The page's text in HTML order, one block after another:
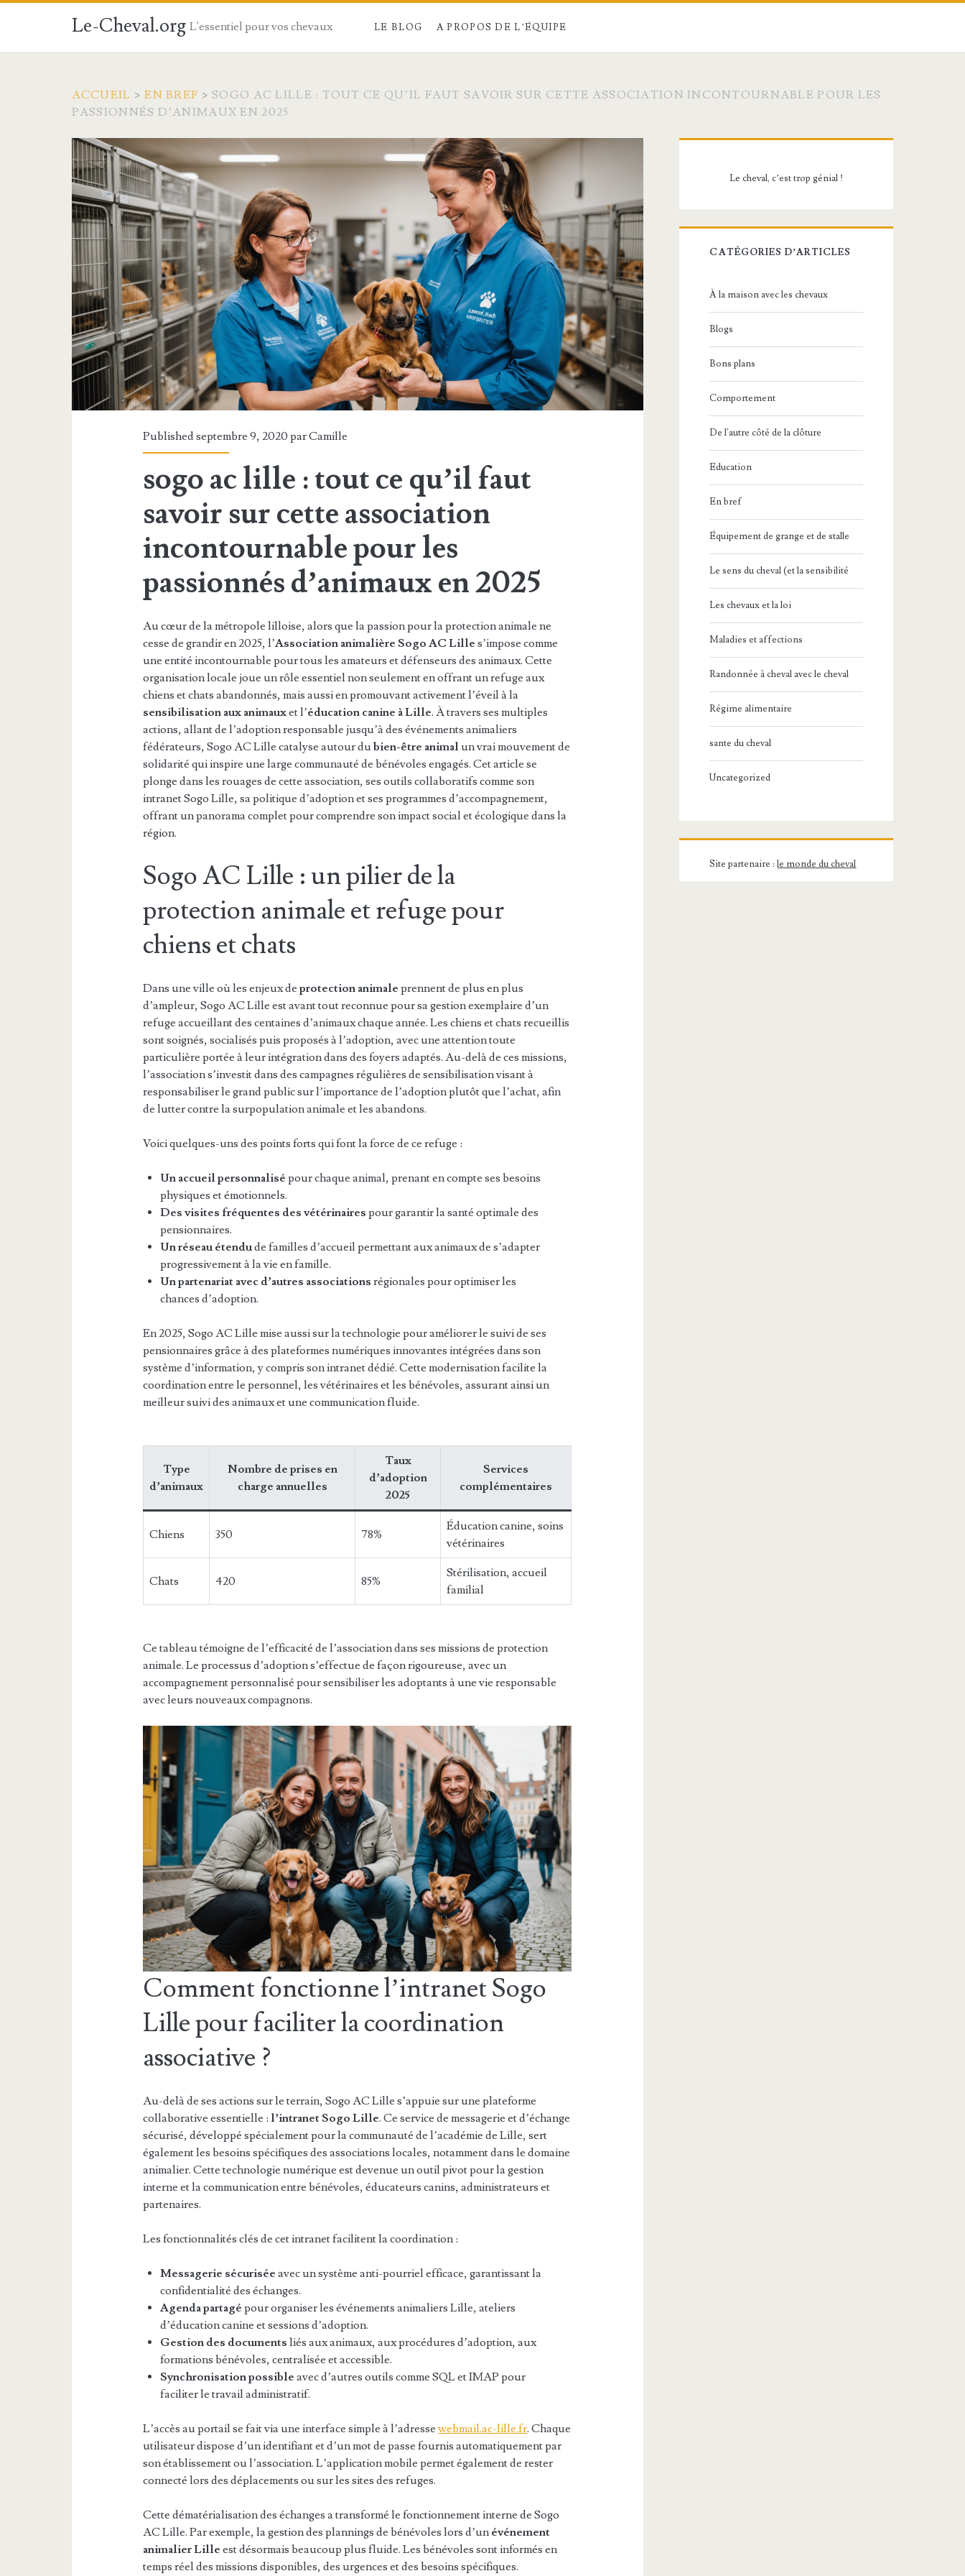
Le-Cheval.org L'essentiel pour vos chevaux LE BLOG A PROPOS DE L’ÉQUIPE
ACCUEIL >EN BREF >SOGO AC LILLE : TOUT CE QU’IL FAUT SAVOIR SUR CETTE ASSOCIATION INCONTOURNABLE POUR LES
PASSIONNÉS D’ANIMAUX EN 2025
Published septembre 9, 2020 parCamille
sogo ac lille : tout ce qu’il faut
savoir sur cette association
incontournable pour les
passionnés d’animaux en 2025
Au cœur de la métropole lilloise, alors que la passion pour la protection animale ne
cesse de grandir en 2025, l’Association animalière Sogo AC Lille s’impose comme
une entité incontournable pour tous les amateurs et défenseurs des animaux. Cette
organisation locale joue un rôle essentiel non seulement en offrant un refuge aux
chiens et chats abandonnés, mais aussi en promouvant activement l’éveil à la
sensibilisation aux animauxet l’éducation canine à Lille. À travers ses multiples
actions, allant de l’adoption responsable jusqu’à des événements animaliers
fédérateurs, Sogo AC Lille catalyse autour dubien-être animal un vrai mouvement de
solidarité qui inspire une large communauté de bénévoles engagés. Cet article se
plonge dans les rouages de cette association, ses outils collaboratifs comme son
intranet Sogo Lille, sa politique d’adoption et ses programmes d’accompagnement,
offrant un panorama complet pour comprendre son impact social et écologique dans la
région.
Sogo AC Lille : un pilier de la
protection animale et refuge pour
chiens et chats
Dans une ville où les enjeux deprotection animale prennent de plus en plus
d’ampleur, Sogo AC Lille est avant tout reconnue pour sa gestion exemplaire d’un
refuge accueillant des centaines d’animaux chaque année. Les chiens et chats recueillis
sont soignés, socialisés puis proposés à l’adoption, avec une attention toute
particulière portée à leur intégration dans des foyers adaptés. Au-delà de ces missions,
l’association s’investit dans des campagnes régulières de sensibilisation visant à
responsabiliser le grand public sur l’importance de l’adoption plutôt que l’achat, afin
de lutter contre la surpopulation animale et les abandons.
Voici quelques-uns des points forts qui font la force de ce refuge :
Un accueil personnalisé pour chaque animal, prenant en compte ses besoins
physiques et émotionnels.
Des visites fréquentes des vétérinaires pour garantir la santé optimale des
pensionnaires.
Un réseau étendude familles d’accueil permettant aux animaux de s’adapter
progressivement à la vie en famille.
Un partenariat avec d’autres associations régionales pour optimiser les
chances d’adoption.
En 2025, Sogo AC Lille mise aussi sur la technologie pour améliorer le suivi de ses
pensionnaires grâce à des plateformes numériques innovantes intégrées dans son
système d’information, y compris son intranet dédié. Cette modernisation facilite la
coordination entre le personnel, les vétérinaires et les bénévoles, assurant ainsi un
meilleur suivi des animaux et une communication fluide.
Type
d’animaux
Nombre de prises en
charge annuelles
Taux
d’adoption
2025
Services
complémentaires
Chiens 350 78%
Éducation canine, soins
vétérinaires
Chats 420 85%
Stérilisation, accueil
familial
Ce tableau témoigne de l’efficacité de l’association dans ses missions de protection
animale. Le processus d’adoption s’effectue de façon rigoureuse, avec un
accompagnement personnalisé pour sensibiliser les adoptants à une vie responsable
avec leurs nouveaux compagnons.
Comment fonctionne l’intranet Sogo
Lille pour faciliter la coordination
associative ?
Au-delà de ses actions sur le terrain, Sogo AC Lille s’appuie sur une plateforme
collaborative essentielle : l’intranet Sogo Lille. Ce service de messagerie et d’échange
sécurisé, développé spécialement pour la communauté de l’académie de Lille, sert
également les besoins spécifiques des associations locales, notamment dans le domaine
animalier. Cette technologie numérique est devenue un outil pivot pour la gestion
interne et la communication entre bénévoles, éducateurs canins, administrateurs et
partenaires.
Les fonctionnalités clés de cet intranet facilitent la coordination :
Messagerie sécurisée avec un système anti-pourriel efficace, garantissant la
confidentialité des échanges.
Agenda partagé pour organiser les événements animaliers Lille, ateliers
d’éducation canine et sessions d’adoption.
Gestion des documents liés aux animaux, aux procédures d’adoption, aux
formations bénévoles, centralisée et accessible.
Synchronisation possible avec d’autres outils comme SQL et IMAP pour
faciliter le travail administratif.
L’accès au portail se fait via une interface simple à l’adressewebmail.ac-lille.fr. Chaque
utilisateur dispose d’un identifiant et d’un mot de passe fournis automatiquement par
son établissement ou l’association. L’application mobile permet également de rester
connecté lors des déplacements ou sur les sites des refuges.
Cette dématérialisation des échanges a transformé le fonctionnement interne de Sogo
AC Lille. Par exemple, la gestion des plannings de bénévoles lors d’un événement
animalier Lille est désormais beaucoup plus fluide. Les bénévoles sont informés en
temps réel des missions disponibles, des urgences et des besoins spécifiques.
latérale
principale
Le cheval, c’est trop génial !
CATÉGORIES D’ARTICLES
À la maison avec les chevaux
Blogs
Bons plans
Comportement
De l'autre côté de la clôture
Education
En bref
Équipement de grange et de stalle
Le sens du cheval (et la sensibilité
Les chevaux et la loi
Maladies et affections
Randonnée à cheval avec le cheval
Régime alimentaire
sante du cheval
Uncategorized
Site partenaire :le monde du cheval